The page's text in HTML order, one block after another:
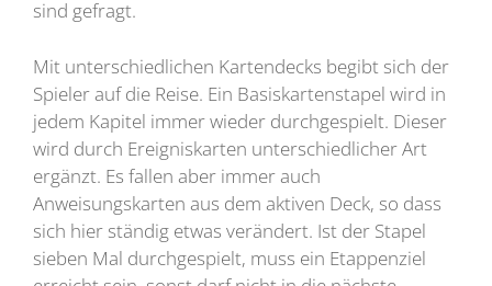
sind gefragt.
Mit unterschiedlichen Kartendecks begibt sich der
Spieler auf die Reise. Ein Basiskartenstapel wird in
jedem Kapitel immer wieder durchgespielt. Dieser
wird durch Ereigniskarten unterschiedlicher Art
ergänzt. Es fallen aber immer auch
Anweisungskarten aus dem aktiven Deck, so dass
sich hier ständig etwas verändert. Ist der Stapel
sieben Mal durchgespielt, muss ein Etappenziel